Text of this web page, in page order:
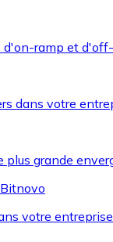
ramp et
dans votre
plus grande
votre